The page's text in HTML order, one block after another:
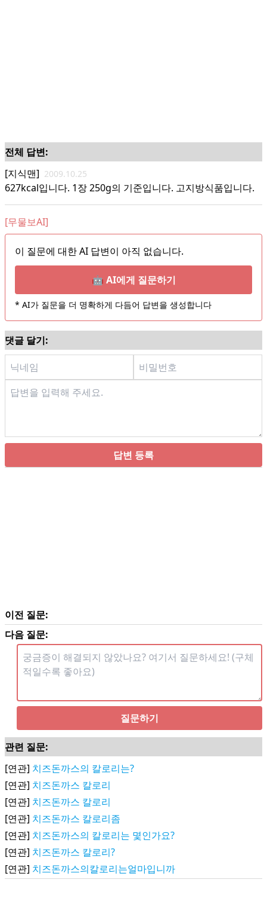
전체 답변:
[지식맨] 2009.10.25
627kcal입니다. 1장 250g의 기준입니다. 고지방식품입니다.
[무물보AI]
이 질문에 대한 AI 답변이 아직 없습니다.
🤖 AI에게 질문하기
* AI가 질문을 더 명확하게 다듬어 답변을 생성합니다
댓글 달기:
답변 등록
이전 질문:
다음 질문:
질문하기
관련 질문:
[연관] 치즈돈까스의 칼로리는?
[연관] 치즈돈까스 칼로리
[연관] 치즈돈까스 칼로리
[연관] 치즈돈까스 칼로리좀
[연관] 치즈돈까스의 칼로리는 몇인가요?
[연관] 치즈돈까스 칼로리?
[연관] 치즈돈까스의칼로리는얼마입니까